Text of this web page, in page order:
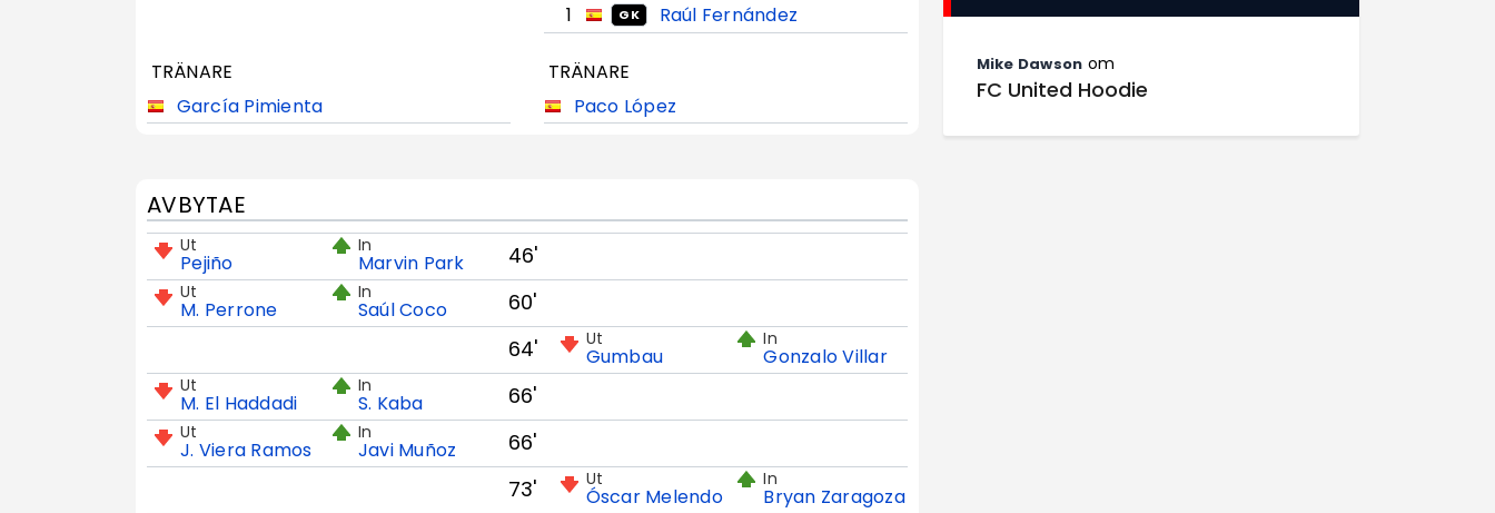
TRÄNARE
García Pimienta
1
GK Raúl Fernández
TRÄNARE
Paco López
AVBYTAE
Ut
Pejiño
In
Marvin Park 46'
Ut
M. Perrone
In
Saúl Coco
60'
64'
Ut
Gumbau
In
Gonzalo Villar
Ut
M. El Haddadi
In
S. Kaba 66'
Ut
J. Viera Ramos
In
Javi Muñoz
66'
73'
Ut
Óscar Melendo
In
Bryan Zaragoza
Mike Dawson om
FC United Hoodie